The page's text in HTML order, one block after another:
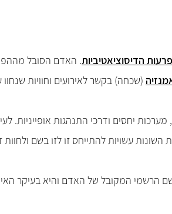
הדיסוציאטיביות. האדם הסובל
(שכחה) בקשר לאירועים וחוויות
יחסים ודרכי התנהגות אופייניות.
עשויות להתייחס זו לזו בשם ולחוות
המקובל של האדם והיא בעיקר